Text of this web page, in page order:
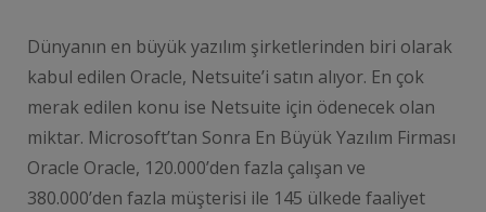
Dünyanın en büyük yazılım şirketlerinden biri olarak
kabul edilen Oracle, Netsuite’i satın alıyor. En çok
merak edilen konu ise Netsuite için ödenecek olan
miktar. Microsoft’tan Sonra En Büyük Yazılım Firması
Oracle Oracle, 120.000’den fazla çalışan ve
380.000’den fazla müşterisi ile 145 ülkede faaliyet